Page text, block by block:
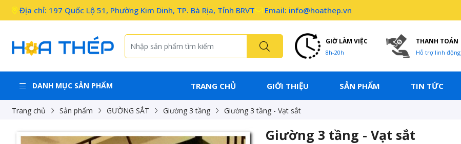
Địa chỉ: 197 Quốc Lộ 51, Phường Kim Dinh, TP. Bà Rịa, Tỉnh BRVT Email: info@hoathep.vn
GIỜ LÀM VIỆC
8h-20h
THANH TOÁN
Hỗ trợ linh động
DANH MỤC SẢN PHẨM TRANG CHỦ GIỚI THIỆU SẢN PHẨM TIN TỨC
Trang chủ Sản phẩm GƯỜNG SẮT Giường 3 tầng Giường 3 tầng - Vạt sắt
Giường 3 tầng - Vạt sắt